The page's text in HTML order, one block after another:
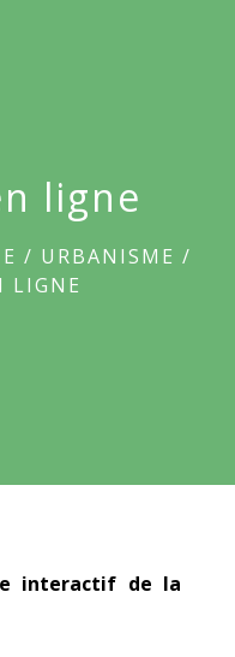
ligne
/ URBANISME /
LIGNE
interactif de la